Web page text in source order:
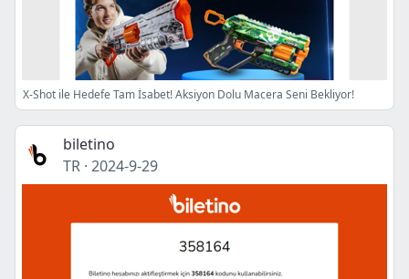
X-Shot ile Hedefe Tam İsabet! Aksiyon Dolu Macera Seni Bekliyor!
biletino
TR · 2024-9-29